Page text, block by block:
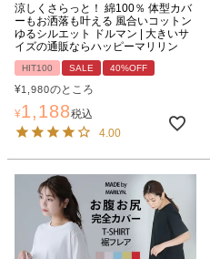
涼しくさらっと！ 綿100％ 体型カバ
ーもお洒落も叶える 風合いコットン
ゆるシルエット ドルマン | 大きいサ
イズの通販ならハッピーマリリン
HIT100 SALE 40%OFF
¥1,980のところ
¥1,188税込
4.00